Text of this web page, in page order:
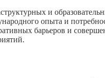
и
опыта и
барьеров и